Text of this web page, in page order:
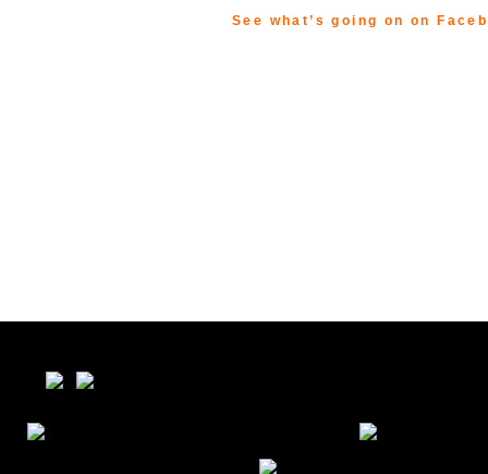
See what’s going on on